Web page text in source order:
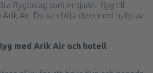
flygbolag som erbjuder flyg till
Arik Air. Du kan hitta dem med hjälp av
med Arik Air och hotell